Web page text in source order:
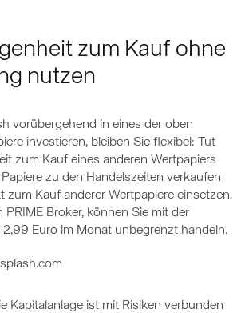
zum Kauf ohne
nutzen
vorübergehend in eines der oben
investieren, bleiben Sie flexibel: Tut
zum Kauf eines anderen Wertpapiers
zu den Handelszeiten verkaufen
zum Kauf anderer Wertpapiere einsetzen.
PRIME Broker, können Sie mit der
2,99 Euro im Monat unbegrenzt handeln.
Kapitalanlage ist mit Risiken verbunden